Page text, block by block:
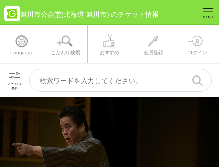
旭川市公会堂(北海道 旭川市) のチケット情報
Language こだわり検索 おすすめ 会員登録 ログイン
こだわり
条件